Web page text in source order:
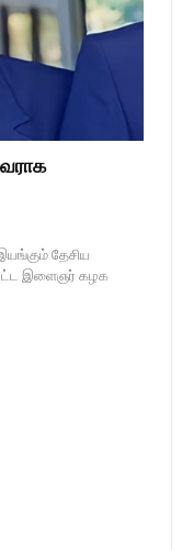
தேசிய
இளைஞர் கழக